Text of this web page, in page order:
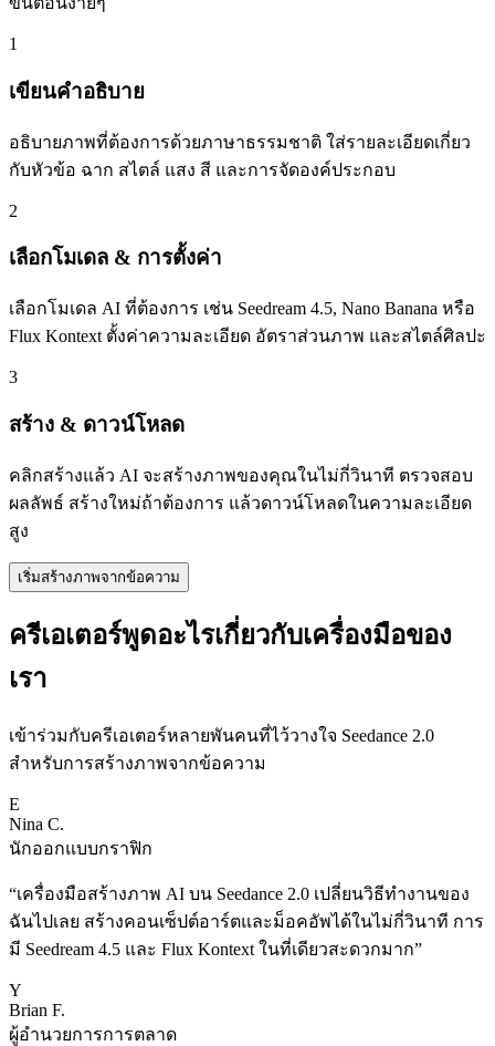
1
เขียนคำอธิบาย
อธิบายภาพที่ต้องการด้วยภาษาธรรมชาติ ใส่รายละเอียดเกี่ยว
กับหัวข้อ ฉาก สไตล์ แสง สี และการจัดองค์ประกอบ
2
เลือกโมเดล & การตั้งค่า
เลือกโมเดล AI ที่ต้องการ เช่น Seedream 4.5, Nano Banana หรือ
Flux Kontext ตั้งค่าความละเอียด อัตราส่วนภาพ และสไตล์ศิลปะ
3
สร้าง & ดาวน์โหลด
คลิกสร้างแล้ว AI จะสร้างภาพของคุณในไม่กี่วินาที ตรวจสอบ
ผลลัพธ์ สร้างใหม่ถ้าต้องการ แล้วดาวน์โหลดในความละเอียด
สูง
เริ่มสร้างภาพจากข้อความ
ครีเอเตอร์พูดอะไรเกี่ยวกับเครื่องมือของ
เรา
เข้าร่วมกับครีเอเตอร์หลายพันคนที่ไว้วางใจ Seedance 2.0
สำหรับการสร้างภาพจากข้อความ
E
Nina C.
นักออกแบบกราฟิก
“เครื่องมือสร้างภาพ AI บน Seedance 2.0 เปลี่ยนวิธีทำงานของ
ฉันไปเลย สร้างคอนเซ็ปต์อาร์ตและม็อคอัพได้ในไม่กี่วินาที การ
มี Seedream 4.5 และ Flux Kontext ในที่เดียวสะดวกมาก”
Y
Brian F.
ผู้อำนวยการการตลาด